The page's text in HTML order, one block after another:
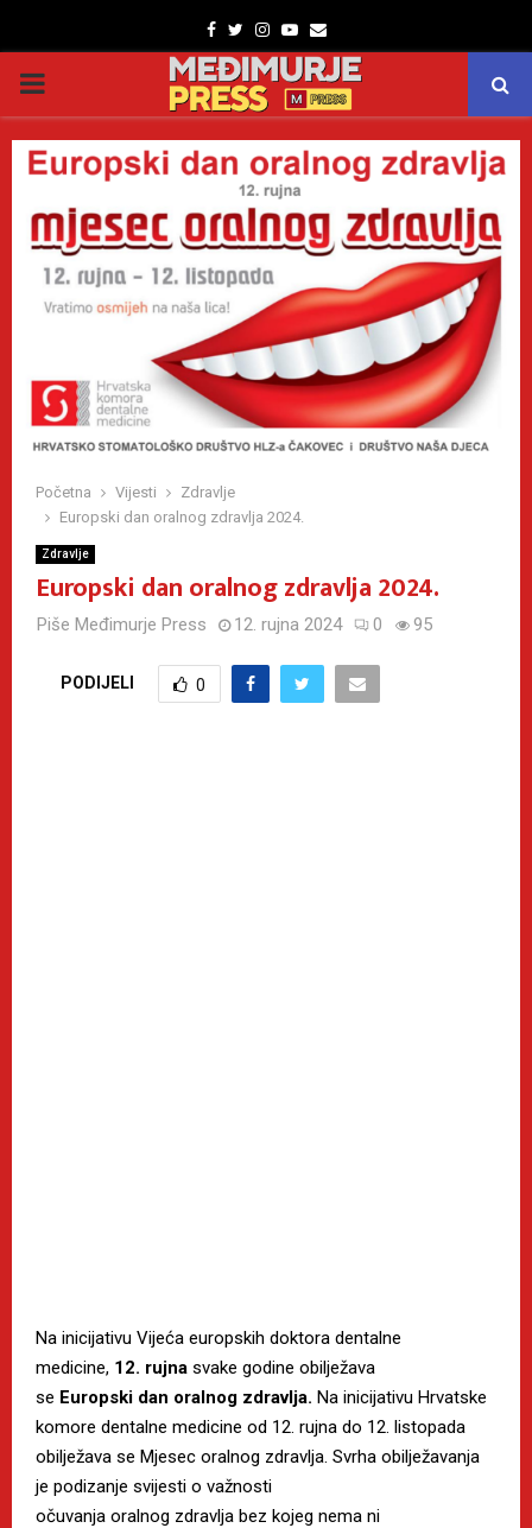
Facebook
TwitterInstagram
Youtube
Email
PRIMARY
MENU
Početna Vijesti
Zdravlje
Europski dan oralnog zdravlja 2024.
Zdravlje
Europski dan oralnog zdravlja 2024.
Piše Međimurje Press 12. rujna 2024 0 95
PODIJELI 0
Na inicijativu Vijeća europskih doktora dentalne
medicine, 12. rujna svake godine obilježava
se Europski dan oralnog zdravlja. Na inicijativu Hrvatske
komore dentalne medicine od 12. rujna do 12. listopada
obilježava se Mjesec oralnog zdravlja. Svrha obilježavanja
je podizanje svijesti o važnosti
očuvanja oralnog zdravlja bez kojeg nema ni